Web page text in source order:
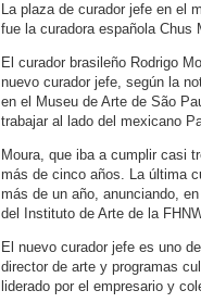
La plaza de curador jefe en el
fue la curadora española Chus
El curador brasileño Rodrigo
nuevo curador jefe, según la
en el Museu de Arte de São
trabajar al lado del mexicano
Moura, que iba a cumplir casi
más de cinco años. La última
más de un año, anunciando,
del Instituto de Arte de la
El nuevo curador jefe es uno
director de arte y programas
liderado por el empresario y